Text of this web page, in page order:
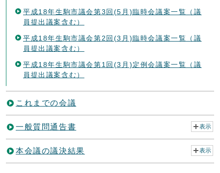
平成18年生駒市議会第3回(5月)臨時会議案一覧（議
員提出議案含む）
平成18年生駒市議会第2回(3月)臨時会議案一覧（議
員提出議案含む）
平成18年生駒市議会第1回(3月)定例会議案一覧（議
員提出議案含む）
これまでの会議
一般質問通告書 表示
本会議の議決結果 表示